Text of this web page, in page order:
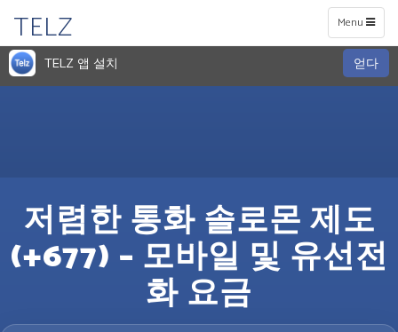
Toggle
navigation
Menu
TELZ
TELZ 앱 설치 얻다
저렴한 통화 솔로몬 제도
(+677) – 모바일 및 유선전
화 요금